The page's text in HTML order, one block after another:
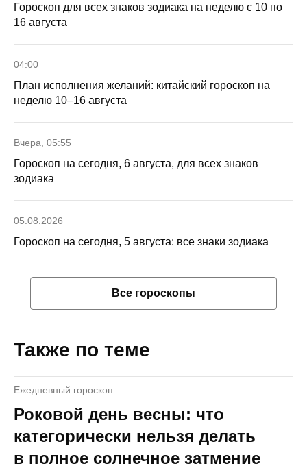
Гороскоп для всех знаков зодиака на неделю с 10 по
16 августа
04:00
План исполнения желаний: китайский гороскоп на
неделю 10–16 августа
Вчера, 05:55
Гороскоп на сегодня, 6 августа, для всех знаков
зодиака
05.08.2026
Гороскоп на сегодня, 5 августа: все знаки зодиака
Все гороскопы
Также по теме
Ежедневный гороскоп
Роковой день весны: что
категорически нельзя делать
в полное солнечное затмение